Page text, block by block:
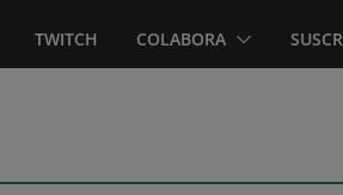
TWITCH COLABORA